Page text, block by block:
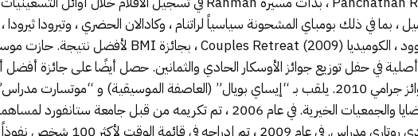
في حفل توزيع جوائز الأوسكار الحادي والثمانين. حصل أيضًا على جائزة
الإعلام المرئية في حفل توزيع جوائز جرامي 2010. يلقب بـ “إيساي بويال” (العاصفة